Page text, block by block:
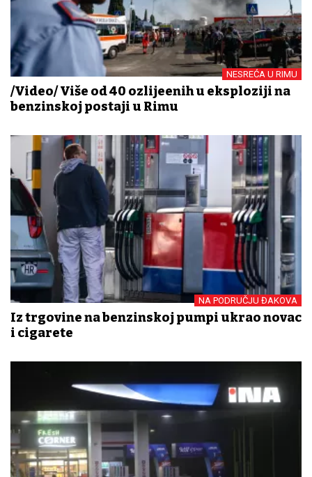
NESREĆA U RIMU
/Video/ Više od 40 ozlijeđenih u eksploziji na
benzinskoj postaji u Rimu
NA PODRUČJU ĐAKOVA
Iz trgovine na benzinskoj pumpi ukrao novac
i cigarete